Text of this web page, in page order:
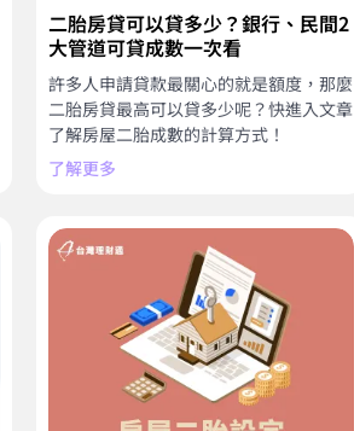
二胎房貸可以貸多少？銀行、民間2
大管道可貸成數一次看
許多人申請貸款最關心的就是額度，那麼
二胎房貸最高可以貸多少呢？快進入文章
了解房屋二胎成數的計算方式！
了解更多